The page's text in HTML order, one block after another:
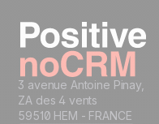
3 avenue Antoine Pinay,
ZA des 4 vents
59510 HEM - FRANCE